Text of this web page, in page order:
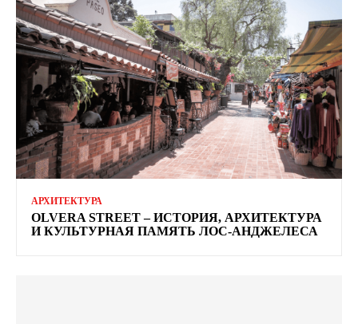
АРХИТЕКТУРА
OLVERA STREET – ИСТОРИЯ, АРХИТЕКТУРА
И КУЛЬТУРНАЯ ПАМЯТЬ ЛОС-АНДЖЕЛЕСА